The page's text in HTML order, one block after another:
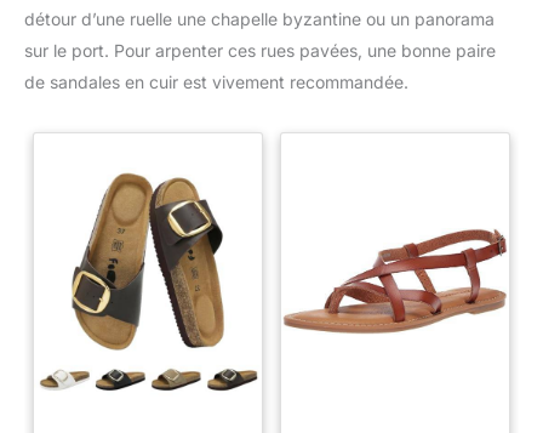
détour d’une ruelle une chapelle byzantine ou un panorama
sur le port. Pour arpenter ces rues pavées, une bonne paire
de sandales en cuir est vivement recommandée.